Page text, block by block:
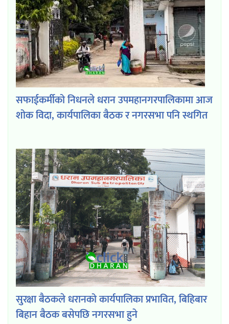
सफाईकर्मीको निधनले धरान उपमहानगरपालिकामा आज
शोक विदा, कार्यपालिका बैठक र नगरसभा पनि स्थगित
सुरक्षा बैठकले धरानको कार्यपालिका प्रभावित, बिहिबार
बिहान बैठक बसेपछि नगरसभा हुने